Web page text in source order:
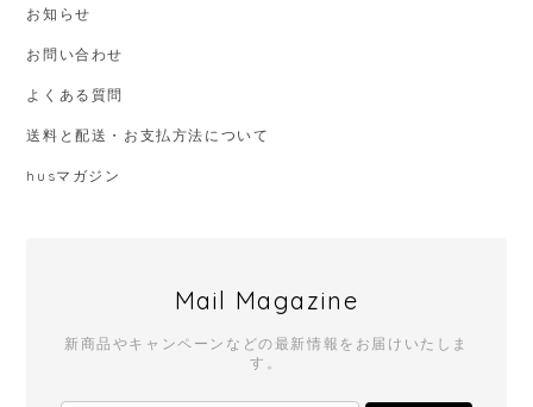
お知らせ
お問い合わせ
よくある質問
送料と配送・お支払方法について
husマガジン
Mail Magazine
新商品やキャンペーンなどの最新情報をお届けいたしま
す。